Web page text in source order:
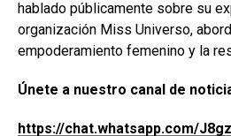
hablado públicamente sobre su
organización Miss Universo,
empoderamiento femenino y la
Únete a nuestro canal de
https://chat.whatsapp.com/